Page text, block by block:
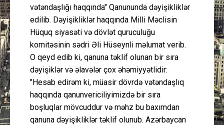
vətəndaşlığı haqqında" Qanununda dəyişikliklər
edilib. Dəyişikliklər haqqında Milli Məclisin
Hüquq siyasəti və dövlət quruculuğu
komitəsinin sədri Əli Hüseynli məlumat verib.
O qeyd edib ki, qanuna təklif olunan bir sıra
dəyişiklər və əlavələr çox əhəmiyyətlidir:
"Hesab edirəm ki, müasir dövrdə vətəndaşlıq
haqqında qanunvericiliyimizdə bir sıra
boşluqlar mövcuddur və məhz bu baxımdan
qanuna dəyişikliklər təklif olunub. Azərbaycan